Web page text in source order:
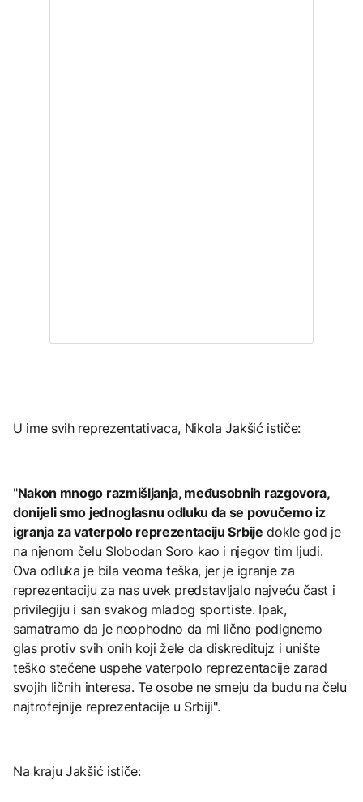
U ime svih reprezentativaca, Nikola Jakšić ističe:
"Nakon mnogo razmišljanja, međusobnih razgovora,
donijeli smo jednoglasnu odluku da se povučemo iz
igranja za vaterpolo reprezentaciju Srbije dokle god je
na njenom čelu Slobodan Soro kao i njegov tim ljudi.
Ova odluka je bila veoma teška, jer je igranje za
reprezentaciju za nas uvek predstavljalo najveću čast i
privilegiju i san svakog mladog sportiste. Ipak,
samatramo da je neophodno da mi lično podignemo
glas protiv svih onih koji žele da diskreditujz i unište
teško stečene uspehe vaterpolo reprezentacije zarad
svojih ličnih interesa. Te osobe ne smeju da budu na čelu
najtrofejnije reprezentacije u Srbiji".
Na kraju Jakšić ističe: